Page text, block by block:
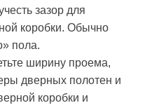
зазор для
коробки. Обычно
пола.
ширину проема,
дверных полотен и
коробки и